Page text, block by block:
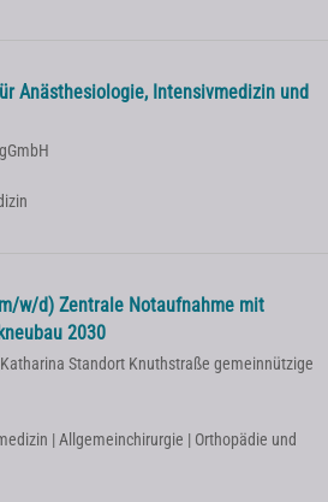
Anästhesiologie, Intensivmedizin und
w/d) Zentrale Notaufnahme mit
2030
Standort Knuthstraße gemeinnützige
| Allgemeinchirurgie | Orthopädie und